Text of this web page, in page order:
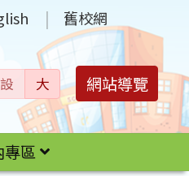
舊校網
大 網站導覽
專區